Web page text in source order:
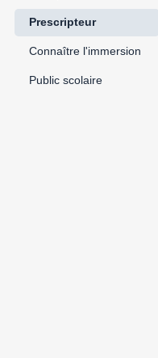
Prescripteur
Connaître l'immersion
Public scolaire